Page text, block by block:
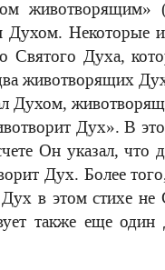
Некоторые
Духа,
животворящих
Духом,
Дух». В
Он указал,
Дух. Более
в этом стихе
также еще